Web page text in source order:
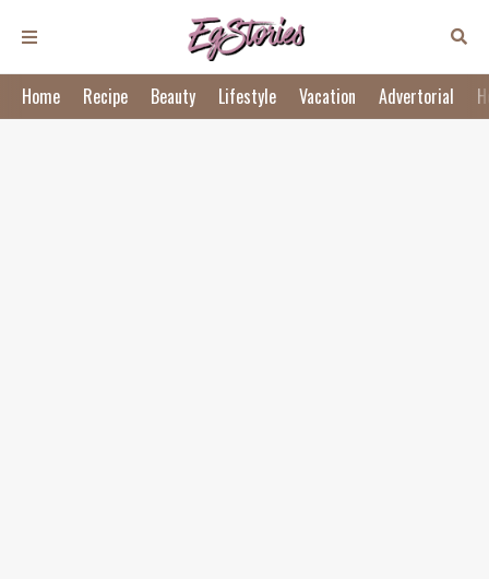
Home Recipe Beauty Lifestyle Vacation Advertorial